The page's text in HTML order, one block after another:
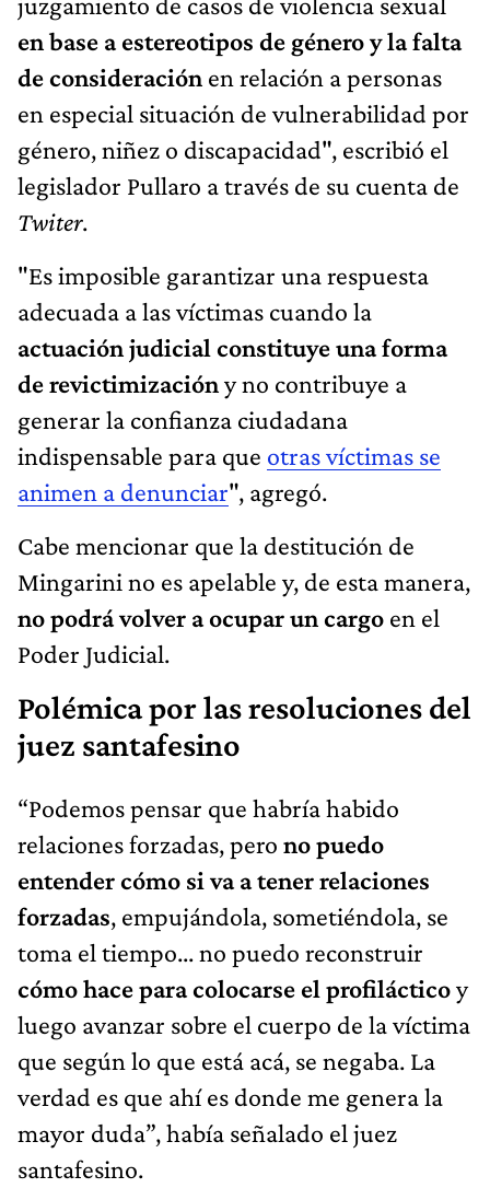
en base a estereotipos de género y la falta
de consideración en relación a personas
en especial situación de vulnerabilidad por
género, niñez o discapacidad", escribió el
legislador Pullaro a través de su cuenta de
Twiter.
"Es imposible garantizar una respuesta
adecuada a las víctimas cuando la
actuación judicial constituye una forma
de revictimizacióny no contribuye a
generar la confianza ciudadana
indispensable para que otras víctimas se
animen a denunciar", agregó.
Cabe mencionar que la destitución de
Mingarini no es apelable y, de esta manera,
no podrá volver a ocupar un cargo en el
Poder Judicial.
Polémica por las resoluciones del
juez santafesino
“Podemos pensar que habría habido
relaciones forzadas, pero no puedo
entender cómo si va a tener relaciones
forzadas, empujándola, sometiéndola, se
toma el tiempo... no puedo reconstruir
cómo hace para colocarse el profilácticoy
luego avanzar sobre el cuerpo de la víctima
que según lo que está acá, se negaba. La
verdad es que ahí es donde me genera la
mayor duda”, había señalado el juez
santafesino.